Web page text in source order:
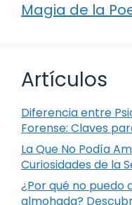
Magia de la
Artículos
Diferencia entre
Forense: Claves
La Que No Podía
Curiosidades de la
¿Por qué no puedo
almohada?